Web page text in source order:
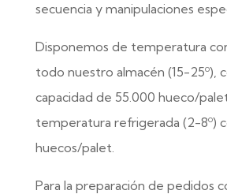
secuencia y manipulaciones
Disponemos de temperatura
todo nuestro almacén (15-25º),
capacidad de 55.000 hueco/
temperatura refrigerada (2-8º)
huecos/palet.
Para la preparación de pedidos